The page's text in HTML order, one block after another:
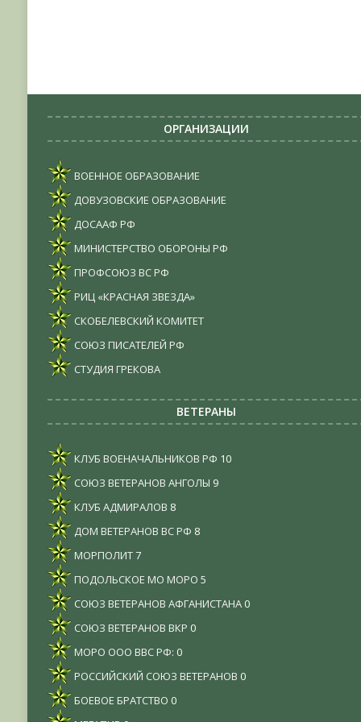
ОРГАНИЗАЦИИ
ВОЕННОЕ ОБРАЗОВАНИЕ
ДОВУЗОВСКИЕ ОБРАЗОВАНИЕ
ДОСААФ РФ
МИНИСТЕРСТВО ОБОРОНЫ РФ
ПРОФСОЮЗ ВС РФ
РИЦ «КРАСНАЯ ЗВЕЗДА»
СКОБЕЛЕВСКИЙ КОМИТЕТ
СОЮЗ ПИСАТЕЛЕЙ РФ
СТУДИЯ ГРЕКОВА
ВЕТЕРАНЫ
КЛУБ ВОЕНАЧАЛЬНИКОВ РФ 10
СОЮЗ ВЕТЕРАНОВ АНГОЛЫ 9
КЛУБ АДМИРАЛОВ 8
ДОМ ВЕТЕРАНОВ ВС РФ 8
МОРПОЛИТ7
ПОДОЛЬСКОЕ МО МОРО 5
СОЮЗ ВЕТЕРАНОВ АФГАНИСТАНА0
СОЮЗ ВЕТЕРАНОВ ВКР 0
МОРО ООО ВВС РФ: 0
РОССИЙСКИЙ СОЮЗ ВЕТЕРАНОВ 0
БОЕВОЕ БРАТСТВО 0